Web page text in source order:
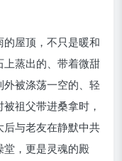
屋顶，不只是暖和
蒸出的、带着微甜
被涤荡一空的、轻
祖父带进桑拿时，
与老友在静默中共
堂，更是灵魂的殿